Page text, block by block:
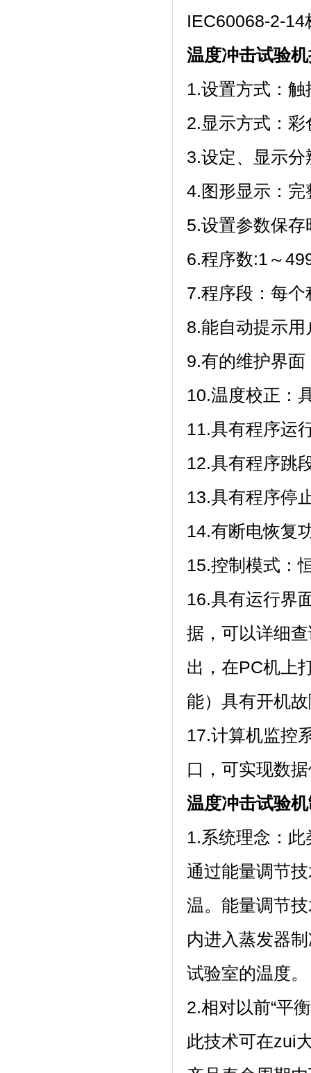
IEC60068-2-
温度冲击试验
1.设置方式：触
2.显示方式
3.设定、显示
4.图形显示：
5.设置参数保存
6.程序数:1～
7.程序段：每个
8.能自动提示用户
9.有的维护界面
10.温度校正
11.具有程序运行
12.具有程序跳段
13.具有程序停止功
14.有断电恢复功
15.控制模式：恒
16.具有运行界面
据，可以详
出，在PC机
能）具有开机故
17.计算机监控
口，可实现
温度冲击试验
1.系统理念：
通过能量调节
温。能量调节
内进入蒸发器制
试验室的温度。
2.相对以前“平衡
此技术可在zui